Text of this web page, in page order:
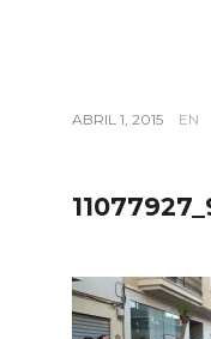
ABRIL 1, 2015 EN